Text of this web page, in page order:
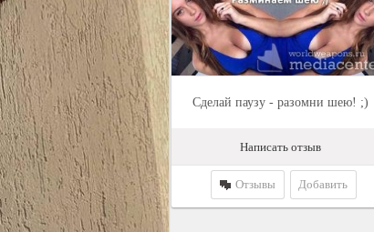
Сделай паузу - разомни шею! ;)
Написать отзыв
Отзывы Добавить